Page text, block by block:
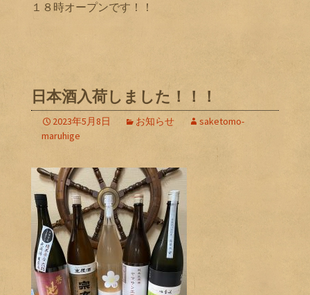
１８時オープンです！！
日本酒入荷しました！！！
2023年5月8日 お知らせ
saketomo-
maruhige